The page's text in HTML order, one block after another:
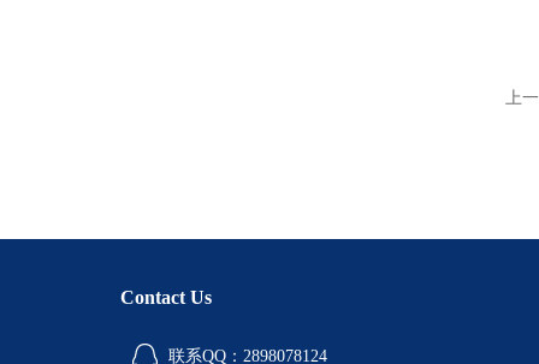
上
Contact Us
联系QQ：2898078124